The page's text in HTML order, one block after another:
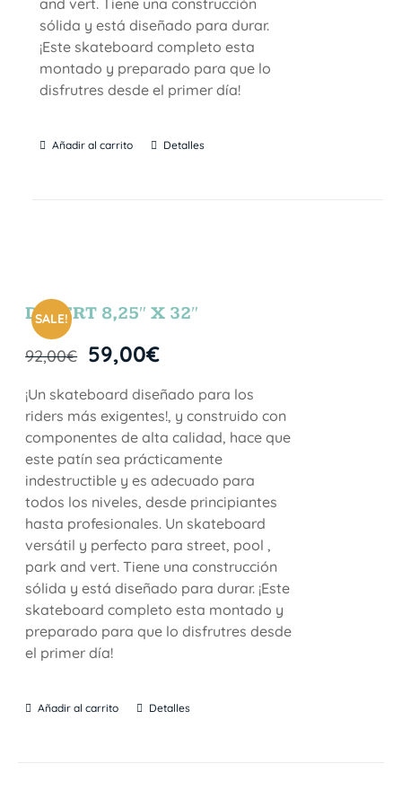
sólida y está diseñado para durar.
¡Este skateboard completo esta
montado y preparado para que lo
disfrutres desde el primer día!
Añadir al carrito Detalles
SALE!
DESERT 8,25″ X 32″
92,00€ 59,00€
¡Un skateboard diseñado para los
riders más exigentes!, y construido con
componentes de alta calidad, hace que
este patín sea prácticamente
indestructible y es adecuado para
todos los niveles, desde principiantes
hasta profesionales. Un skateboard
versátil y perfecto para street, pool ,
park and vert. Tiene una construcción
sólida y está diseñado para durar. ¡Este
skateboard completo esta montado y
preparado para que lo disfrutres desde
el primer día!
Añadir al carrito Detalles